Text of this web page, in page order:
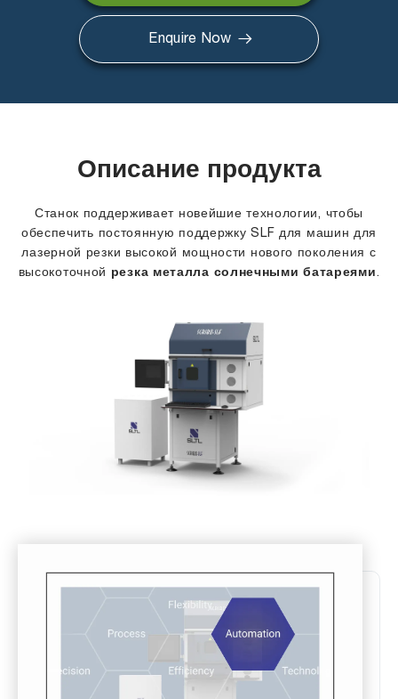
Enquire Now
Описание продукта
Станок поддерживает новейшие технологии, чтобы
обеспечить постоянную поддержку SLF для машин для
лазерной резки высокой мощности нового поколения с
высокоточной резка металла солнечными батареями.